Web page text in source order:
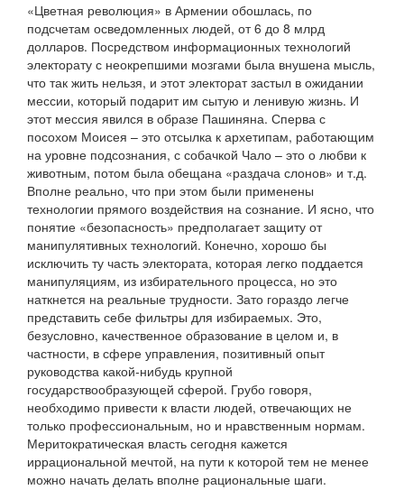
«Цветная революция» в Армении обошлась, по
подсчетам осведомленных людей, от 6 до 8 млрд
долларов. Посредством информационных технологий
электорату с неокрепшими мозгами была внушена мысль,
что так жить нельзя, и этот электорат застыл в ожидании
мессии, который подарит им сытую и ленивую жизнь. И
этот мессия явился в образе Пашиняна. Сперва с
посохом Моисея – это отсылка к архетипам, работающим
на уровне подсознания, с собачкой Чало – это о любви к
животным, потом была обещана «раздача слонов» и т.д.
Вполне реально, что при этом были применены
технологии прямого воздействия на сознание. И ясно, что
понятие «безопасность» предполагает защиту от
манипулятивных технологий. Конечно, хорошо бы
исключить ту часть электората, которая легко поддается
манипуляциям, из избирательного процесса, но это
наткнется на реальные трудности. Зато гораздо легче
представить себе фильтры для избираемых. Это,
безусловно, качественное образование в целом и, в
частности, в сфере управления, позитивный опыт
руководства какой-нибудь крупной
государствообразующей сферой. Грубо говоря,
необходимо привести к власти людей, отвечающих не
только профессиональным, но и нравственным нормам.
Меритократическая власть сегодня кажется
иррациональной мечтой, на пути к которой тем не менее
можно начать делать вполне рациональные шаги.